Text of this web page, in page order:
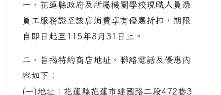
一、花蓮縣政府及所屬機關學校現職人員憑
員工服務證至該店消費享有優惠折扣，期限
自即日起至115年8月31日止。
二、旨揭特約商店地址、聯絡電話及優惠內
容如下：
(一)地址：花蓮縣花蓮市建國路二段472巷3